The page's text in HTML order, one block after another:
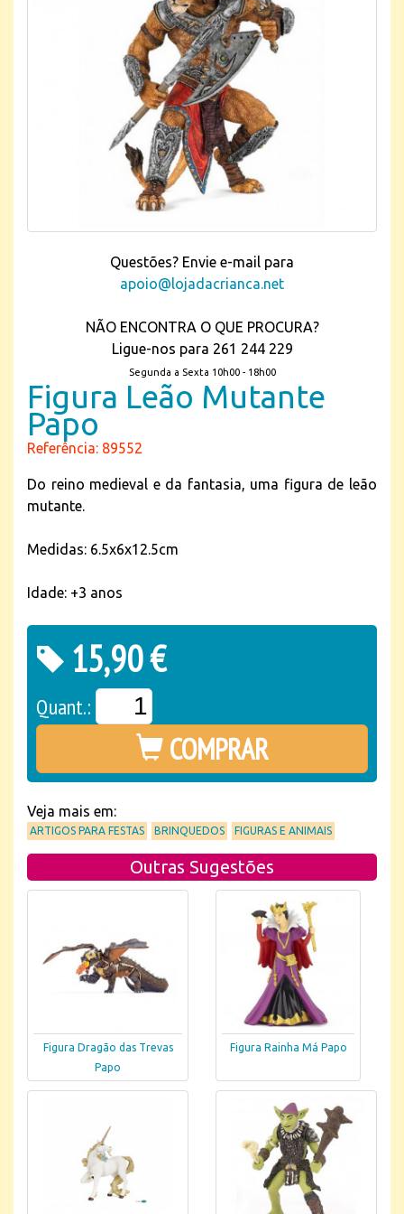
Questões? Envie e-mail para
apoio@lojadacrianca.net
NÃO ENCONTRA O QUE PROCURA?
Ligue-nos para 261 244 229
Segunda a Sexta 10h00 - 18h00
Figura Leão Mutante
Papo
Referência: 89552
Do reino medieval e da fantasia, uma figura de leão
mutante.
Medidas: 6.5x6x12.5cm
Idade: +3 anos
15,90 €
Quant.:
COMPRAR
Veja mais em:
ARTIGOS PARA FESTAS BRINQUEDOS FIGURAS E ANIMAIS
Outras Sugestões
Figura Dragão das Trevas
Papo
Figura Rainha Má Papo